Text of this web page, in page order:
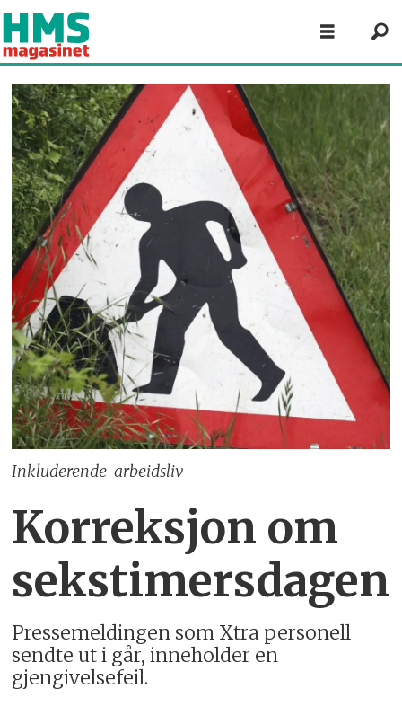
Inkluderende-arbeidsliv
Korreksjon om
sekstimersdagen
Pressemeldingen som Xtra personell
sendte ut i går, inneholder en
gjengivelsefeil.